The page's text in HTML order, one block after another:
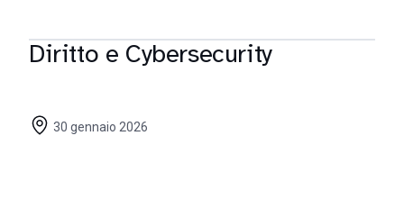
Diritto e Cybersecurity
30 gennaio 2026